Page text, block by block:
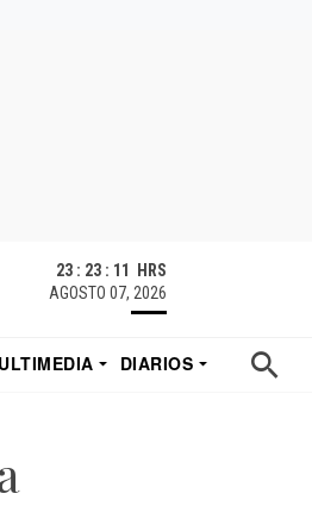
23 : 23 : 11 HRS
AGOSTO 07, 2026
DIARIOS